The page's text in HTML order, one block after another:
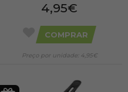
4,95€
COMPRAR
Preço por unidade: 4,95€